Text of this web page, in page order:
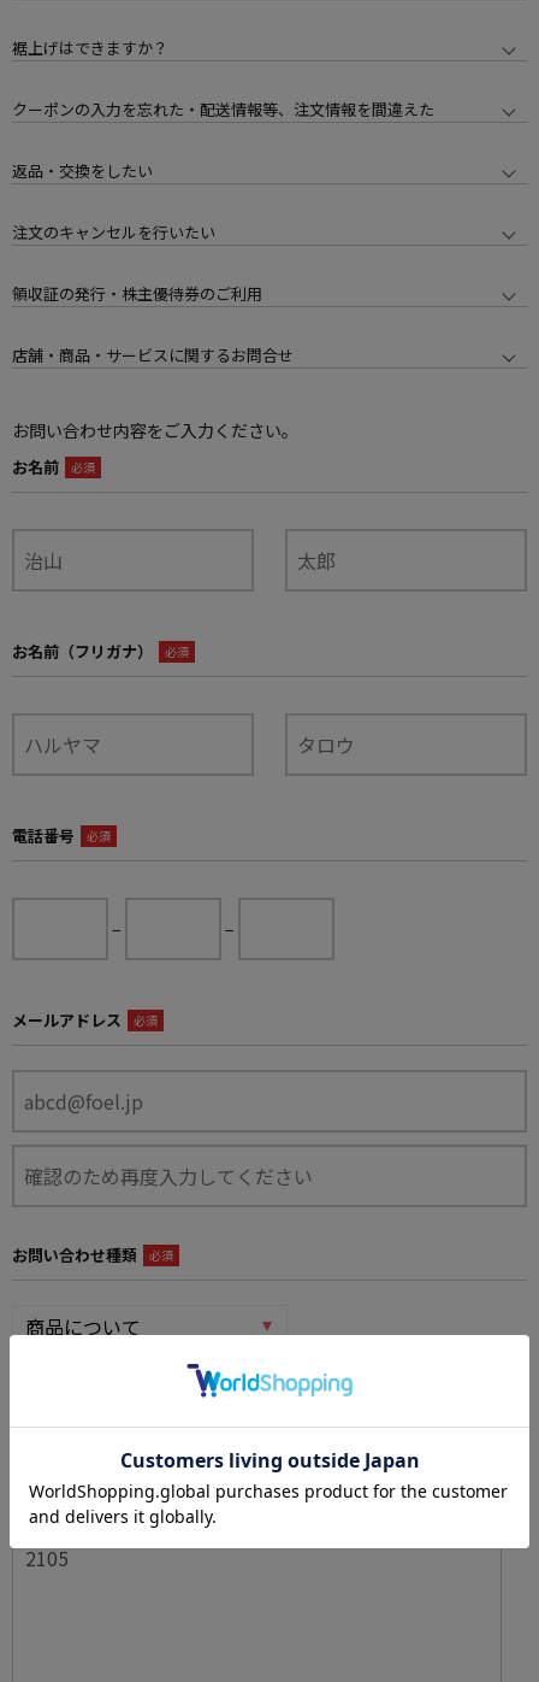
裾上げはできますか？
クーポンの入力を忘れた・配送情報等、注文情報を間違えた
返品・交換をしたい
注文のキャンセルを行いたい
領収証の発行・株主優待券のご利用
店舗・商品・サービスに関するお問合せ
お問い合わせ内容をご入力ください。
お名前 必須
お名前（フリガナ） 必須
電話番号 必須
− −
メールアドレス 必須
お問い合わせ種類 必須